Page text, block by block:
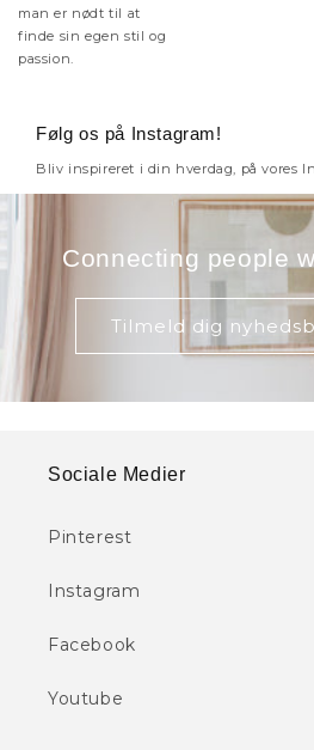
man er nødt til at
finde sin egen stil og
passion.
Følg os på Instagram!
Bliv inspireret i din hverdag, på vores
Connecting people
Tilmeld dig
Sociale Medier
Pinterest
Instagram
Facebook
Youtube